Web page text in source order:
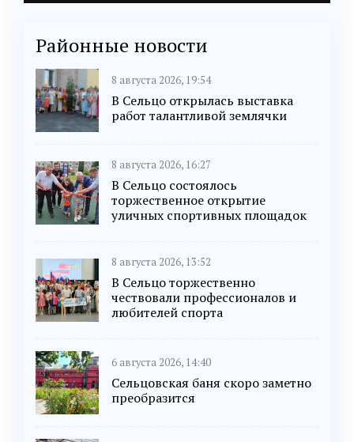
Районные новости
8 августа 2026, 19:54
В Сельцо открылась выставка
работ талантливой землячки
8 августа 2026, 16:27
В Сельцо состоялось
торжественное открытие
уличных спортивных площадок
8 августа 2026, 13:52
В Сельцо торжественно
чествовали профессионалов и
любителей спорта
6 августа 2026, 14:40
Сельцовская баня скоро заметно
преобразится